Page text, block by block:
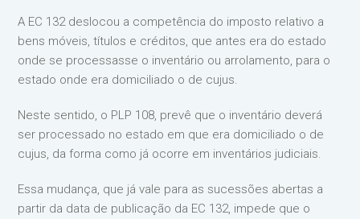
A EC 132 deslocou a competência do imposto relativo a
bens móveis, títulos e créditos, que antes era do estado
onde se processasse o inventário ou arrolamento, para o
estado onde era domiciliado o de cujus.
Neste sentido, o PLP 108, prevê que o inventário deverá
ser processado no estado em que era domiciliado o de
cujus, da forma como já ocorre em inventários judiciais.
Essa mudança, que já vale para as sucessões abertas a
partir da data de publicação da EC 132, impede que o